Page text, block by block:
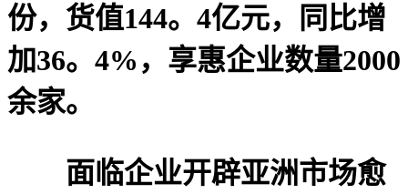
份，货值144。4亿元，同比增
加36。4%，享惠企业数量2000
余家。
面临企业开辟亚洲市场愈